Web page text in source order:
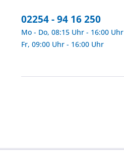
02254 - 94 16 250
Mo - Do, 08:15 Uhr - 16:00 Uhr
Fr, 09:00 Uhr - 16:00 Uhr